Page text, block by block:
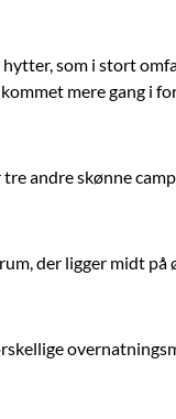
som i stort
mere gang i
andre skønne
der ligger midt